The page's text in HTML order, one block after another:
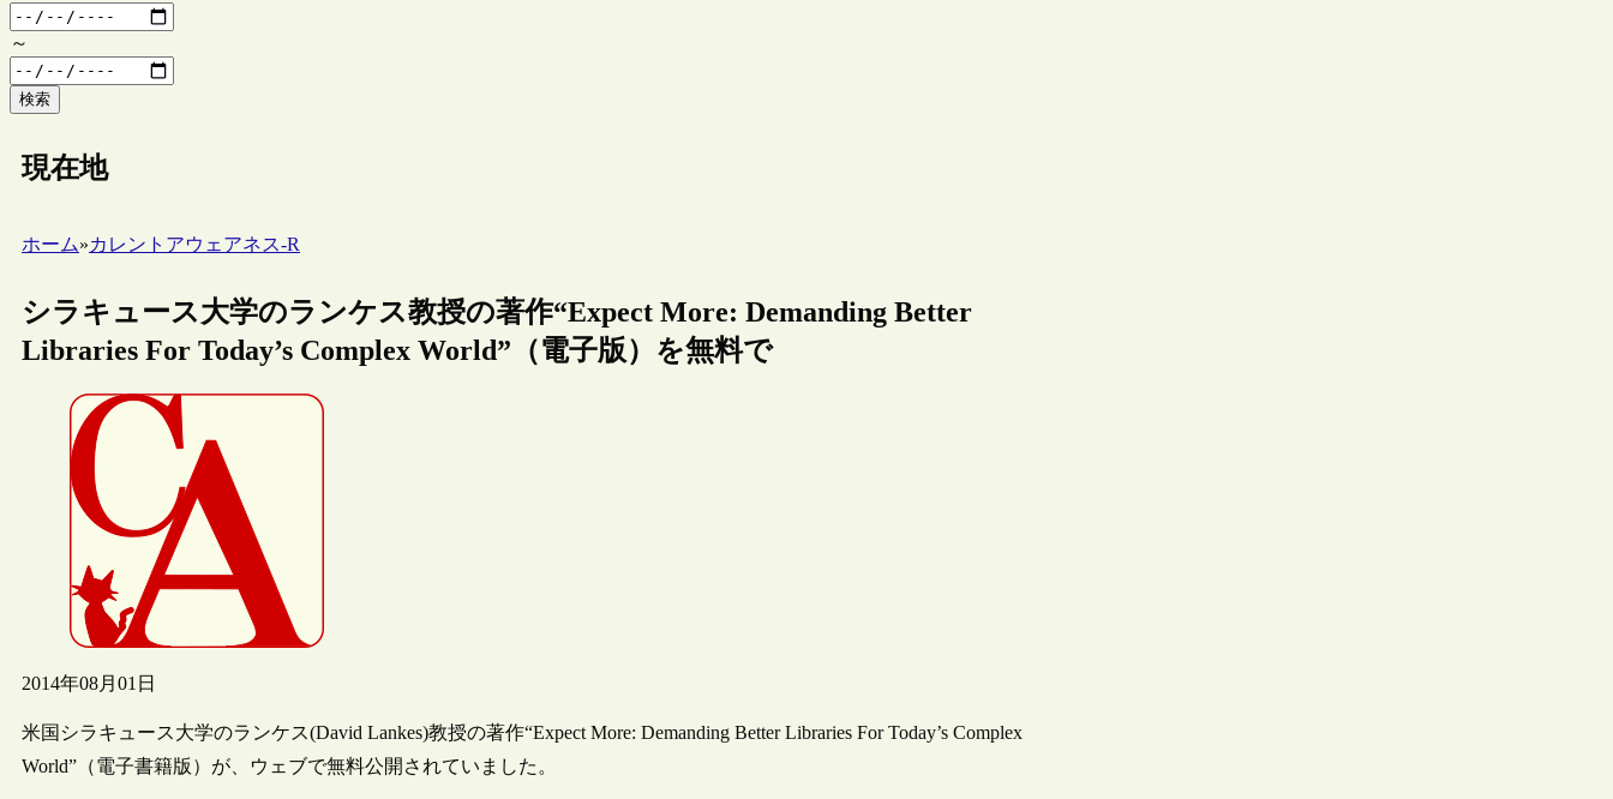
～
検索
現在地
ホーム»カレントアウェアネス-R
シラキュース大学のランケス教授の著作“Expect More: Demanding Better
Libraries For Today’s Complex World”（電子版）を無料で
2014年08月01日
米国シラキュース大学のランケス(David Lankes)教授の著作“Expect More: Demanding Better Libraries For Today’s Complex
World”（電子書籍版）が、ウェブで無料公開されていました。